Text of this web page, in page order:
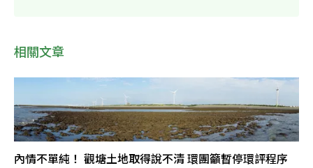
相關文章
內情不單純！ 觀塘土地取得說不清 環團籲暫停環評程序